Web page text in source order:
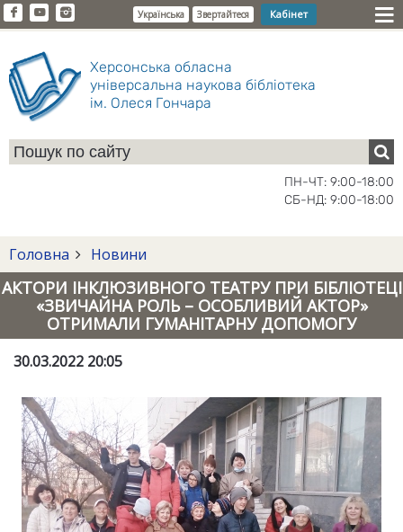
Українська Звертайтеся Кабінет
Херсонська обласна
універсальна наукова бібліотека
ім. Олеся Гончара
ПН-ЧТ: 9:00-18:00
СБ-НД: 9:00-18:00
Головна Новини
АКТОРИ ІНКЛЮЗИВНОГО ТЕАТРУ ПРИ БІБЛІОТЕЦІ
«ЗВИЧАЙНА РОЛЬ – ОСОБЛИВИЙ АКТОР»
ОТРИМАЛИ ГУМАНІТАРНУ ДОПОМОГУ
30.03.2022 20:05